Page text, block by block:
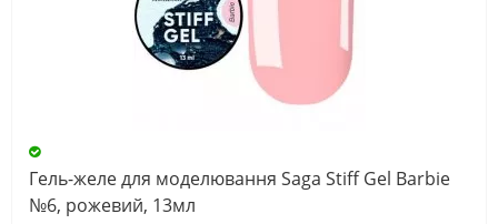
Гель-желе для моделювання Saga Stiff Gel Barbie
№6, рожевий, 13мл